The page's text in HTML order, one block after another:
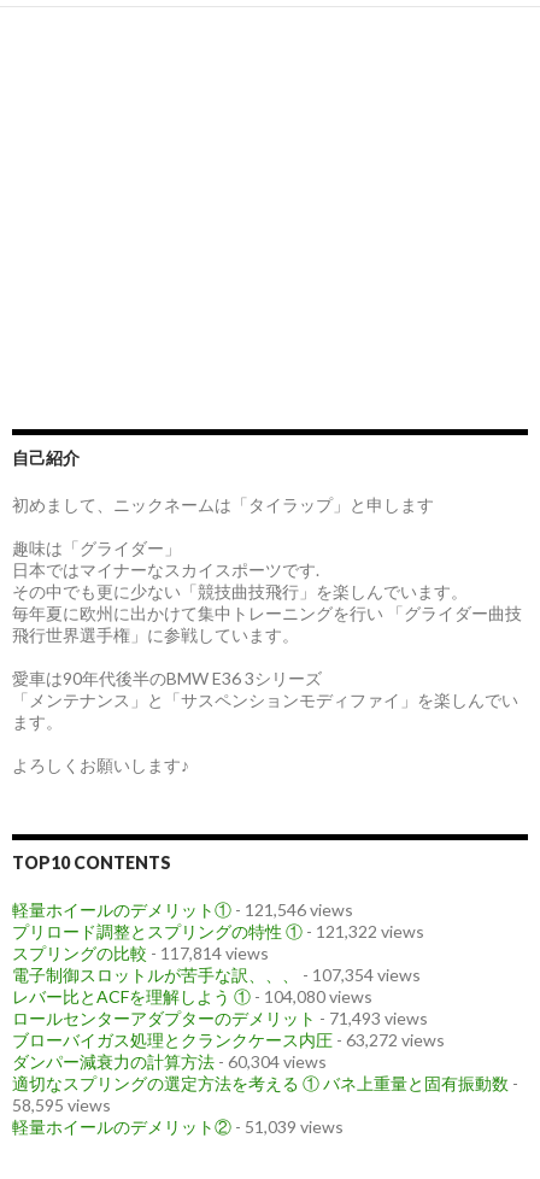
自己紹介
初めまして、ニックネームは「タイラップ」と申します
趣味は「グライダー」
日本ではマイナーなスカイスポーツです.
その中でも更に少ない「競技曲技飛行」を楽しんでいます。
毎年夏に欧州に出かけて集中トレーニングを行い 「グライダー曲技
飛行世界選手権」に参戦しています。
愛車は90年代後半のBMW E36 3シリーズ
「メンテナンス」と「サスペンションモディファイ」を楽しんでい
ます。
よろしくお願いします♪
TOP10 CONTENTS
軽量ホイールのデメリット① - 121,546 views
プリロード調整とスプリングの特性 ① - 121,322 views
スプリングの比較 - 117,814 views
電子制御スロットルが苦手な訳、、、
- 107,354 views
レバー比とACFを理解しよう ① - 104,080 views
ロールセンターアダプターのデメリット - 71,493 views
ブローバイガス処理とクランクケース内圧 - 63,272 views
ダンパー減衰力の計算方法 - 60,304 views
適切なスプリングの選定方法を考える ① バネ上重量と固有振動数 -
58,595 views
軽量ホイールのデメリット② - 51,039 views